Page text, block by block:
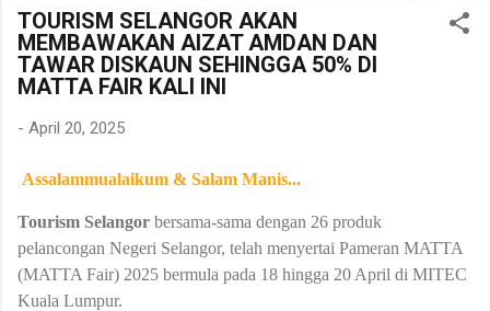
TOURISM SELANGOR AKAN
MEMBAWAKAN AIZAT AMDAN DAN
TAWAR DISKAUN SEHINGGA 50% DI
MATTA FAIR KALI INI
- April 20, 2025
Assalammualaikum & Salam Manis...
Tourism Selangor bersama-sama dengan 26 produk
pelancongan Negeri Selangor, telah menyertai Pameran MATTA
(MATTA Fair) 2025 bermula pada 18 hingga 20 April di MITEC
Kuala Lumpur.